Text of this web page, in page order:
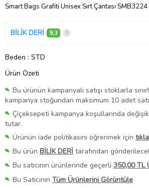
Smart Bags Grafiti Unisex Sırt Çantası SMB3224
BİLİK DERİ 9,3
Beden : STD
Ürün Özeti
Bu ürünün kampanyalı satışı stoklarla
kampanya stoğundan maksimum 10 adet
Çiçeksepeti kampanya koşullarında
tutar.
Ürünün iade politikasını öğrenmek için
Bu ürün BİLİK DERİ tarafından
Bu satıcının ürünlerinde geçerli 350,00 TL
Bu Satıcının Tüm Ürünlerini Görüntüle